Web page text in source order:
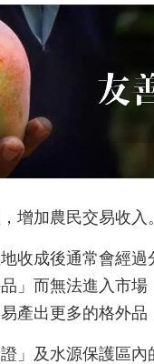
增加農民交易收入。
收成後通常會經
」而無法進入市
產出更多的格外品
」及水源保護區